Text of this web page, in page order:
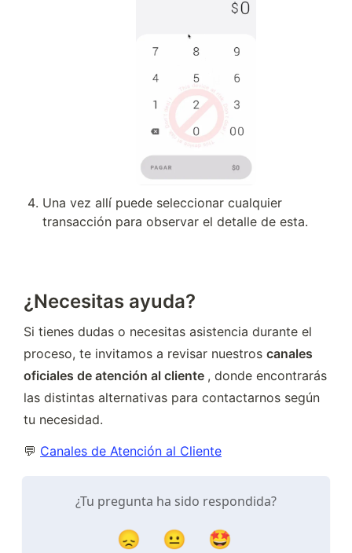
Una vez allí puede seleccionar cualquier
transacción para observar el detalle de esta.
¿Necesitas ayuda?
Si tienes dudas o necesitas asistencia durante el
proceso, te invitamos a revisar nuestros canales
oficiales de atención al cliente , donde encontrarás
las distintas alternativas para contactarnos según
tu necesidad.
💬 Canales de Atención al Cliente
¿Tu pregunta ha sido respondida?
😞 😐 🤩